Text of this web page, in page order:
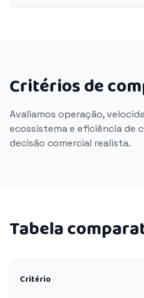
Critérios de
Avaliamos operação,
ecossistema e eficiência de
decisão comercial realista.
Tabela
Critério